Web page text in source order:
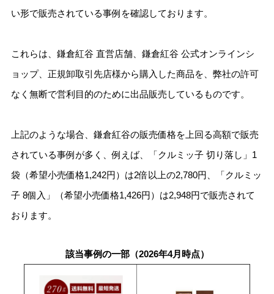
い形で販売されている事例を確認しております。
これらは、鎌倉紅谷 直営店舗、鎌倉紅谷 公式オンラインシ
ョップ、正規卸取引先店様から購入した商品を、弊社の許可
なく無断で営利目的のために出品販売しているものです。
上記のような場合、鎌倉紅谷の販売価格を上回る高額で販売
されている事例が多く、例えば、「クルミッ子 切り落し」1
袋（希望小売価格1,242円）は2倍以上の2,780円、「クルミッ
子 8個入」（希望小売価格1,426円）は2,948円で販売されて
おります。
該当事例の一部（2026年4月時点）